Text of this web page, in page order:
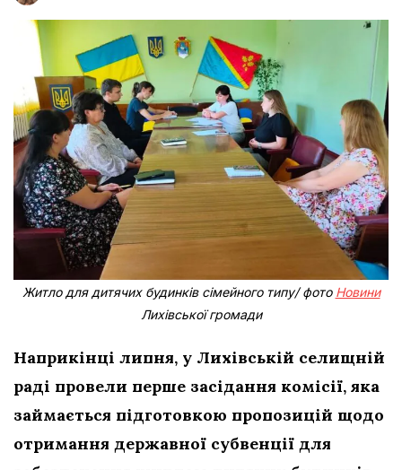
Житло для дитячих будинків сімейного типу/ фото Новини
Лихівської громади
Наприкінці липня, у Лихівській селищній
раді провели перше засідання комісії, яка
займається підготовкою пропозицій щодо
отримання державної субвенції для